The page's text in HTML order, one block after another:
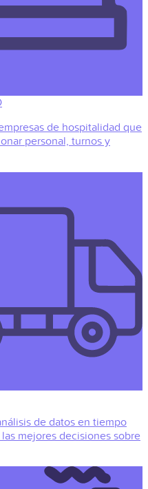
de hospitalidad que
personal, turnos y
de datos en tiempo
mejores decisiones sobre